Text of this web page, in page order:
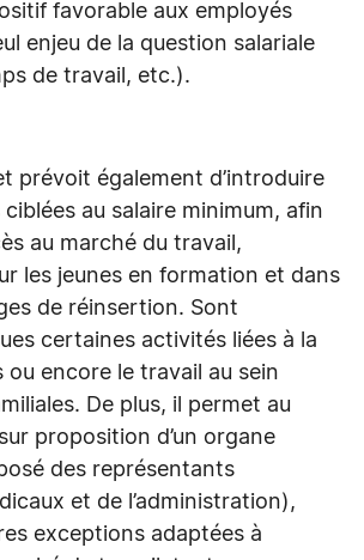
favorable aux employés
enjeu de la question salariale
de travail, etc.).
prévoit également d’introduire
au salaire minimum, afin
au marché du travail,
les jeunes en formation et dans
de réinsertion. Sont
certaines activités liées à la
ou encore le travail au sein
De plus, il permet au
proposition d’un organe
des représentants
et de l’administration),
exceptions adaptées à